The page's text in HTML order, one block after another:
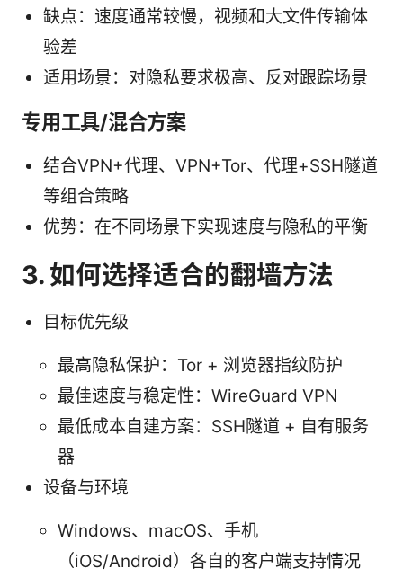
缺点：速度通常较慢，视频和大文件传输体
验差
适用场景：对隐私要求极高、反对跟踪场景
专用工具/混合方案
结合VPN+代理、VPN+Tor、代理+SSH隧道
等组合策略
优势：在不同场景下实现速度与隐私的平衡
3. 如何选择适合的翻墙方法
目标优先级
最高隐私保护：Tor + 浏览器指纹防护
最佳速度与稳定性：WireGuard VPN
最低成本自建方案：SSH隧道 + 自有服务
器
设备与环境
Windows、macOS、手机
（iOS/Android）各自的客户端支持情况